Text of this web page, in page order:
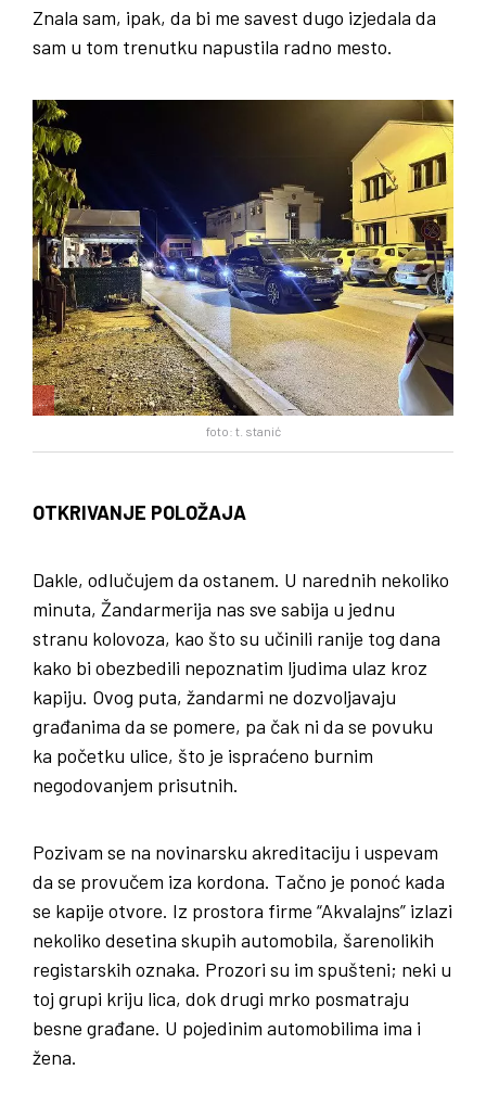
Znala sam, ipak, da bi me savest dugo izjedala da
sam u tom trenutku napustila radno mesto.
foto: t. stanić
…
OTKRIVANJE POLOŽAJA
Dakle, odlučujem da ostanem. U narednih nekoliko
minuta, Žandarmerija nas sve sabija u jednu
stranu kolovoza, kao što su učinili ranije tog dana
kako bi obezbedili nepoznatim ljudima ulaz kroz
kapiju. Ovog puta, žandarmi ne dozvoljavaju
građanima da se pomere, pa čak ni da se povuku
ka početku ulice, što je ispraćeno burnim
negodovanjem prisutnih.
Pozivam se na novinarsku akreditaciju i uspevam
da se provučem iza kordona. Tačno je ponoć kada
se kapije otvore. Iz prostora firme “Akvalajns” izlazi
nekoliko desetina skupih automobila, šarenolikih
registarskih oznaka. Prozori su im spušteni; neki u
toj grupi kriju lica, dok drugi mrko posmatraju
besne građane. U pojedinim automobilima ima i
žena.